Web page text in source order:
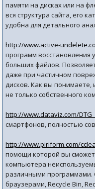
памяти на дисках или на
вся структура сайта, его
удобна для детального
http://www.active-
программ восстановления
больших файлов.
даже при частичном
дисков. Как вы
не только собственного
http://www.dataviz.com/
смартфонов, полностью
http://www.piriform.com/
помощи которой вы
компьютера
различными программами.
браузерами, Recycle Bin,